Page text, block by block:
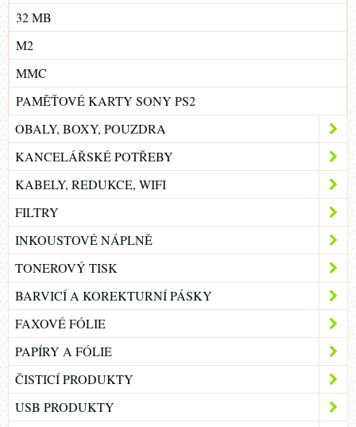
32 MB
M2
MMC
PAMĚŤOVÉ KARTY SONY PS2
OBALY, BOXY, POUZDRA
KANCELÁŘSKÉ POTŘEBY
KABELY, REDUKCE, WIFI
FILTRY
INKOUSTOVÉ NÁPLNĚ
TONEROVÝ TISK
BARVICÍ A KOREKTURNÍ PÁSKY
FAXOVÉ FÓLIE
PAPÍRY A FÓLIE
ČISTICÍ PRODUKTY
USB PRODUKTY